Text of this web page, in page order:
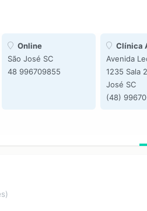
Online
São José SC
48 996709855
Clínica
Avenida
1235 Sala
José SC
(48)